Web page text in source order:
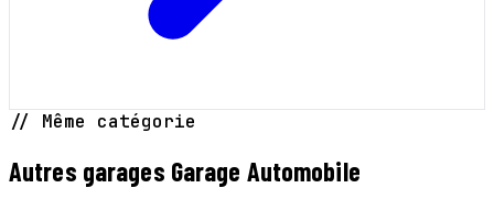
// Même catégorie
Autres garages Garage Automobile